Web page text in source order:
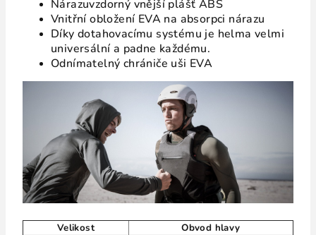
Nárazuvzdorný vnější plášť ABS
Vnitřní obložení EVA na absorpci nárazu
Díky dotahovacímu systému je helma velmi
universální a padne každému.
Odnímatelný chrániče uši EVA
Velikost
Obvod hlavy